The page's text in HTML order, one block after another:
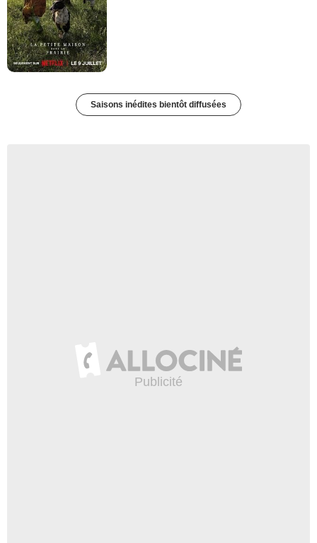
Saisons inédites bientôt diffusées